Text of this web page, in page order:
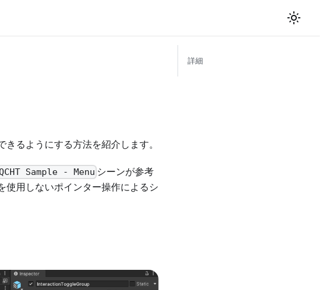
るようにする方法を紹介します。
Sample - Menu シーンが参考
使用しないポインター操作によるシ
詳細